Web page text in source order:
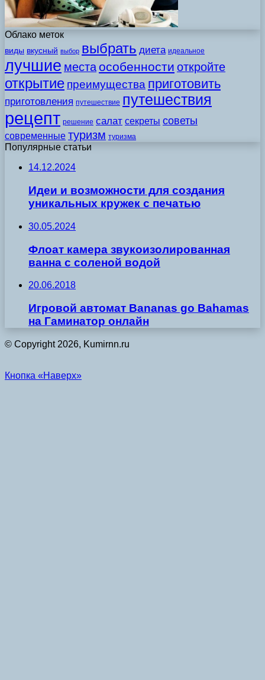
Облако меток
виды вкусный выбор выбрать диета идеальное
лучшие места особенности откройте
открытие преимущества приготовить
приготовления путешествие путешествия
рецепт решение салат секреты советы
современные туризм туризма
Популярные статьи
14.12.2024
Идеи и возможности для создания
уникальных кружек с печатью
30.05.2024
Флоат камера звукоизолированная
ванна с соленой водой
20.06.2018
Игровой автомат Bananas go Bahamas
на Гаминатор онлайн
© Copyright 2026, Kumirnn.ru
Кнопка «Наверх»